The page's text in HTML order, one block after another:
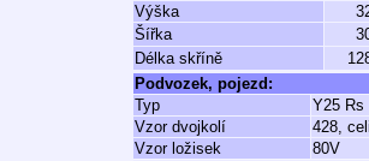
Výška
Šířka
Délka skříně
Podvozek, pojezd:
Typ
Y25 Rs
Vzor dvojkolí
428,
Vzor ložisek
80V